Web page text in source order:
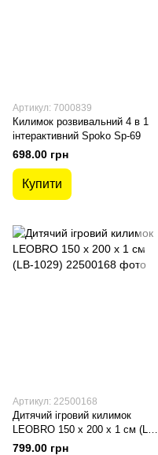
Артикул: 7000839
Килимок розвивальний 4 в 1
інтерактивний Spoko Sp-69
698.00 грн
Купити
Артикул: 22500168
Дитячий ігровий килимок
LEOBRO 150 x 200 x 1 см (LB-
1029)
799.00 грн